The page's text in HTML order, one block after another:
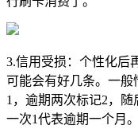
3.信用受损：个性化后
可能会有好几条。一
1，逾期两次标记2，
一次1代表逾期一个月。